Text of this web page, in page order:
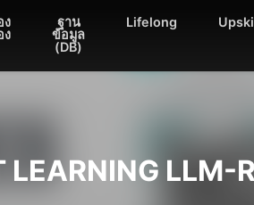
ง
ง
ฐาน
ข้อมูล
(DB)
Lifelong
LEARNING LLM-